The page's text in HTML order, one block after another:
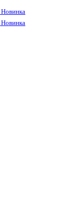
Новинка
Новинка